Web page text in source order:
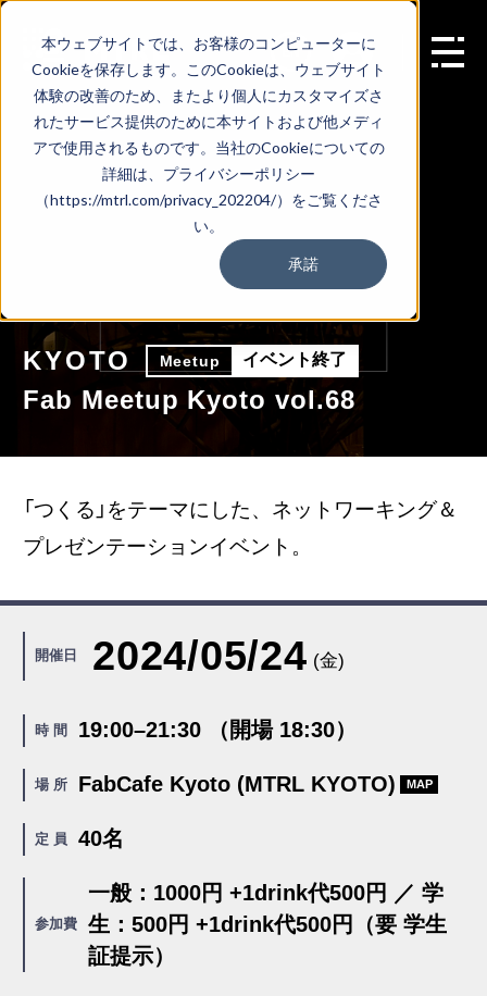
本ウェブサイトでは、お客様のコンピューターに
Cookieを保存します。このCookieは、ウェブサイト
体験の改善のため、またより個人にカスタマイズさ
れたサービス提供のために本サイトおよび他メディ
アで使用されるものです。当社のCookieについての
詳細は、プライバシーポリシー
（https://mtrl.com/privacy_202204/）をご覧くださ
い。
承諾
EN
KYOTO Meetup イベント終了
Fab Meetup Kyoto vol.68
「つくる」をテーマにした、ネットワーキング＆
プレゼンテーションイベント。
開催日 2024/05/24 (金)
時 間 19:00–21:30 （開場 18:30）
場 所 FabCafe Kyoto (MTRL KYOTO) MAP
定 員 40名
参加費
一般：1000円 +1drink代500円 ／ 学
生：500円 +1drink代500円（要 学生
証提示）